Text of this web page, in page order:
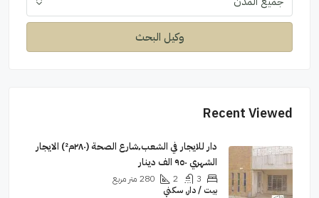
وكيل البحث
Recent Viewed
دار للايجار في الشعب٬شارع الصحة (٢٨٠م²) الايجار
الشهري ٩٥٠ الف دينار
3
2
280 متر مربع
بيت / دار, سكني